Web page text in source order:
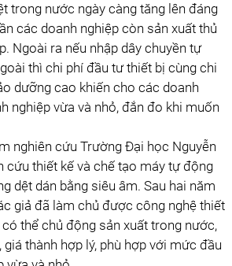
trong nước ngày càng tăng lên đáng
các doanh nghiệp còn sản xuất thủ
Ngoài ra nếu nhập dây chuyền tự
thì chi phí đầu tư thiết bị cùng chi
dưỡng cao khiến cho các doanh
nghiệp vừa và nhỏ, đắn đo khi muốn
nghiên cứu Trường Đại học Nguyễn
cứu thiết kế và chế tạo máy tự động
dệt dán bằng siêu âm. Sau hai năm
giả đã làm chủ được công nghệ thiết
thể chủ động sản xuất trong nước,
giá thành hợp lý, phù hợp với mức đầu